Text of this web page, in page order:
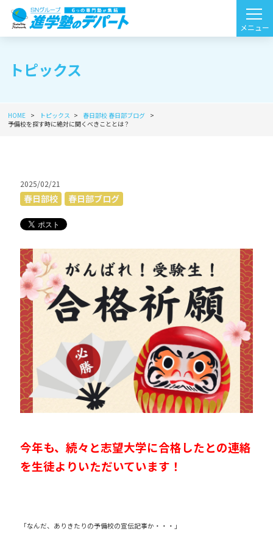
トピックス
HOME トピックス 春日部校 春日部ブログ
予備校を探す時に絶対に聞くべきこととは？
2025/02/21
春日部校 春日部ブログ
今年も、続々と志望大学に合格したとの連絡
を生徒よりいただいています！
「なんだ、ありきたりの予備校の宣伝記事か・・・」